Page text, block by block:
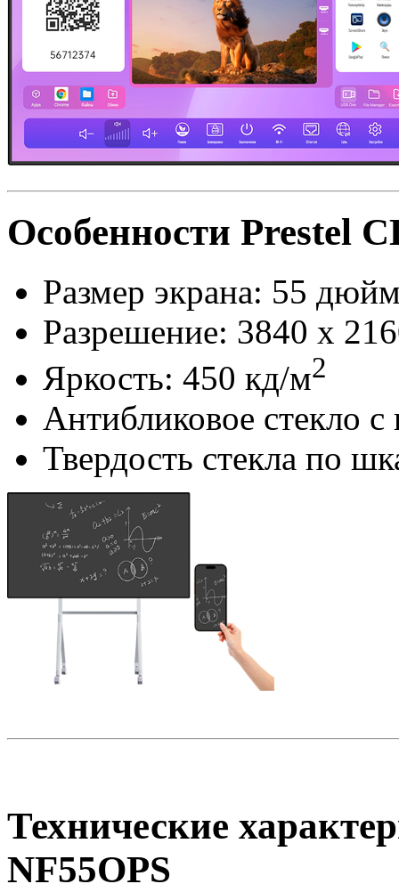
Особенности Prestel
Размер экрана: 55
Разрешение: 3840 х
Яркость: 450 кд/м2
Антибликовое стекло с
Твердость стекла по
Технические
NF55OPS